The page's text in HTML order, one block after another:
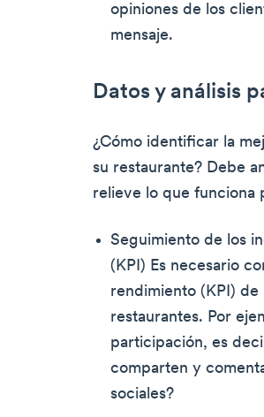
opiniones de los
mensaje.
Datos y análisis
¿Cómo identificar la
su restaurante? Debe
relieve lo que funciona
Seguimiento de los
(KPI) Es necesario
rendimiento (KPI)
restaurantes. Por
participación, es
comparten y
sociales?